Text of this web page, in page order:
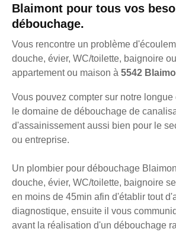
Blaimont pour tous vos
débouchage.
Vous rencontre un problème
douche, évier, WC/toilette, baignoire
appartement ou maison à 5542
Vous pouvez compter sur notre
le domaine de débouchage de
d'assainissement aussi bien pour le
ou entreprise.
Un plombier pour débouchage
douche, évier, WC/toilette, baignoire
en moins de 45min afin d'établir tout
diagnostique, ensuite il vous
avant la réalisation d'un débouchage